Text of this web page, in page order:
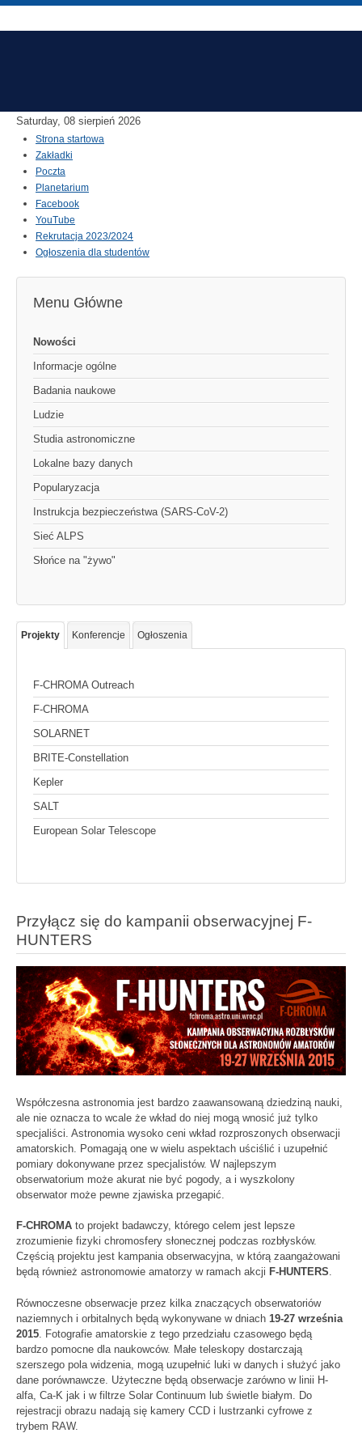
Saturday, 08 sierpień 2026
Strona startowa
Zakładki
Poczta
Planetarium
Facebook
YouTube
Rekrutacja 2023/2024
Ogłoszenia dla studentów
Menu Główne
Nowości
Informacje ogólne
Badania naukowe
Ludzie
Studia astronomiczne
Lokalne bazy danych
Popularyzacja
Instrukcja bezpieczeństwa (SARS-CoV-2)
Sieć ALPS
Słońce na "żywo"
Projekty Konferencje Ogłoszenia
F-CHROMA Outreach
F-CHROMA
SOLARNET
BRITE-Constellation
Kepler
SALT
European Solar Telescope
Przyłącz się do kampanii obserwacyjnej F-
HUNTERS
Współczesna astronomia jest bardzo zaawansowaną dziedziną nauki,
ale nie oznacza to wcale że wkład do niej mogą wnosić już tylko
specjaliści. Astronomia wysoko ceni wkład rozproszonych obserwacji
amatorskich. Pomagają one w wielu aspektach uściślić i uzupełnić
pomiary dokonywane przez specjalistów. W najlepszym
obserwatorium może akurat nie być pogody, a i wyszkolony
obserwator może pewne zjawiska przegapić.
F-CHROMA to projekt badawczy, którego celem jest lepsze
zrozumienie fizyki chromosfery słonecznej podczas rozbłysków.
Częścią projektu jest kampania obserwacyjna, w którą zaangażowani
będą również astronomowie amatorzy w ramach akcji F-HUNTERS.
Równoczesne obserwacje przez kilka znaczących obserwatoriów
naziemnych i orbitalnych będą wykonywane w dniach 19-27 września
2015 . Fotografie amatorskie z tego przedziału czasowego będą
bardzo pomocne dla naukowców. Małe teleskopy dostarczają
szerszego pola widzenia, mogą uzupełnić luki w danych i służyć jako
dane porównawcze. Użyteczne będą obserwacje zarówno w linii H-
alfa, Ca-K jak i w filtrze Solar Continuum lub świetle białym. Do
rejestracji obrazu nadają się kamery CCD i lustrzanki cyfrowe z
trybem RAW.